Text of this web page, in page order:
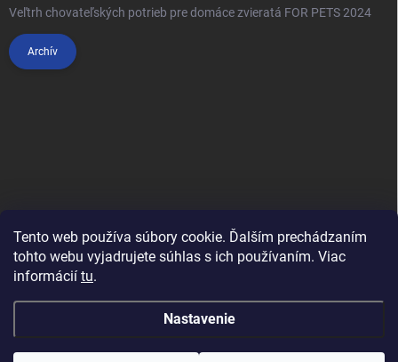
Tento web používa súbory cookie. Ďalším prechádzaním
tohto webu vyjadrujete súhlas s ich používaním. Viac
informácií tu.
Nastavenie
Veľtrh chovateľských potrieb pre domáce zvieratá FOR PETS 2024
Archív
Copyright 2026Anipet.sk. Všetky práva vyhradené.Upraviť nastavenie